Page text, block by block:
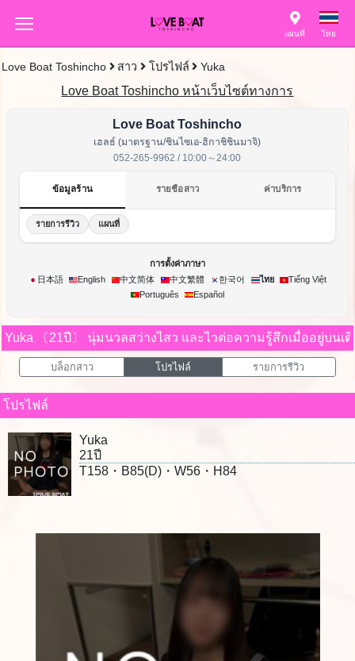
แผนที่ ไทย
Love Boat Toshincho สาว โปรไฟล์ Yuka
Love Boat Toshincho หน้าเว็บไซต์ทางการ
Love Boat Toshincho
เฮลธ์ (มาตรฐาน/ชินไซเอ-ฮิกาชิชินมาจิ)
052-265-9962 / 10:00～24:00
ข้อมูลร้าน รายชื่อสาว ค่าบริการ
รายการรีวิว แผนที่
การตั้งค่าภาษา
日本語
English 中文简体 中文繁體 한국어 ไทย
Tiếng Việt
Português
Español
Yuka 〔21ปี〕 นุ่มนวลสว่างไสว และไวต่อความรู้สึกเมื่ออยู่บนเตี
บล็อกสาว โปรไฟล์ รายการรีวิว
โปรไฟล์
Yuka
21ปี
T158・B85(D)・W56・H84